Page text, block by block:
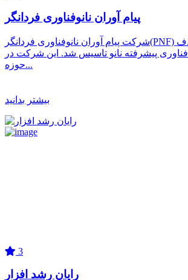
پیام آوران نانوفناوری فردانگر
شرکت پیام آوران نانوفناوری فردانگر(PNF) در سال 1386 با هدف
فناوری پیشرفته نانو تاسیس شد. این شرکت در
حوزه...
بیشتر بدانید
3
رایان رشد افزار